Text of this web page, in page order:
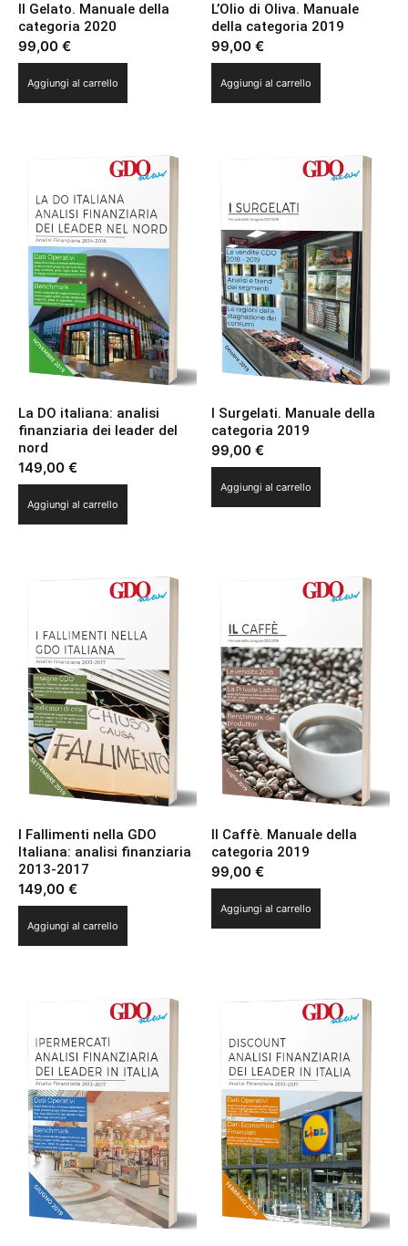
Il Gelato. Manuale della
categoria 2020
99,00 €
Aggiungi al carrello
L’Olio di Oliva. Manuale
della categoria 2019
99,00€
Aggiungi al carrello
La DO italiana: analisi
finanziaria dei leader del
nord
149,00 €
Aggiungi al carrello
I Surgelati. Manuale della
categoria 2019
99,00€
Aggiungi al carrello
I Fallimenti nella GDO
Italiana: analisi finanziaria
2013-2017
149,00 €
Aggiungi al carrello
Il Caffè. Manuale della
categoria 2019
99,00€
Aggiungi al carrello